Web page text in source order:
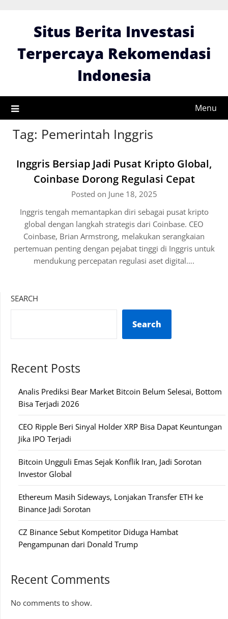
Situs Berita Investasi
Terpercaya Rekomendasi
Indonesia
Menu
Tag: Pemerintah Inggris
Inggris Bersiap Jadi Pusat Kripto Global,
Coinbase Dorong Regulasi Cepat
Posted on June 18, 2025
Inggris tengah memantapkan diri sebagai pusat kripto
global dengan langkah strategis dari Coinbase. CEO
Coinbase, Brian Armstrong, melakukan serangkaian
pertemuan penting dengan pejabat tinggi di Inggris untuk
mendukung percepatan regulasi aset digital….
SEARCH
Search
Recent Posts
Analis Prediksi Bear Market Bitcoin Belum Selesai, Bottom
Bisa Terjadi 2026
CEO Ripple Beri Sinyal Holder XRP Bisa Dapat Keuntungan
Jika IPO Terjadi
Bitcoin Ungguli Emas Sejak Konflik Iran, Jadi Sorotan
Investor Global
Ethereum Masih Sideways, Lonjakan Transfer ETH ke
Binance Jadi Sorotan
CZ Binance Sebut Kompetitor Diduga Hambat
Pengampunan dari Donald Trump
Recent Comments
No comments to show.